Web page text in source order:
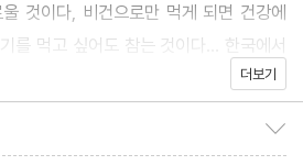
것이다, 비건으로만 먹게 되면 건강에
를 먹고 싶어도 참는 것이다… 한국에서
만치 않아 보입니다. 일단 식당에 가더라
, 알레르기 등 자신만의 다양한 이유로
더보기